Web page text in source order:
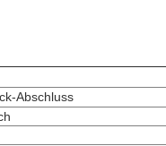
Abschluss